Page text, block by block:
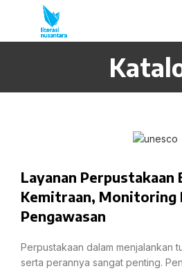
Layanan Perpustakaan
Kemitraan, Monitoring
Pengawasan
Perpustakaan dalam menjalankan
serta perannya sangat penting.